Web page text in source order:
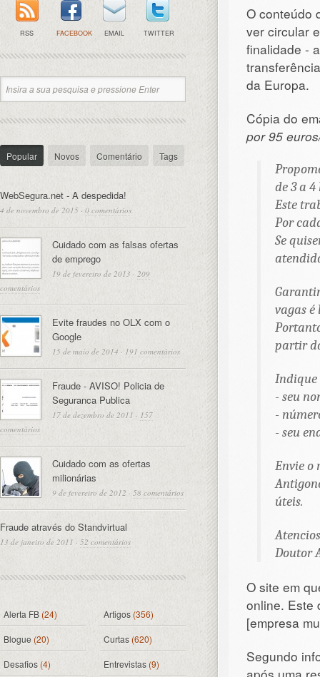
O conteúdo
ver circular
finalidade -
da Europa.
Cópia do
por 95
de 3 a
Este
Por
Se
vagas
partir
Indique
- seu
-
- seu
Envie o
úteis.
Doutor
O site em
online. Este
[empresa
Segundo
RSS FACEBOOK EMAIL TWITTER
Popular Novos Comentário Tags
WebSegura.net - A despedida!
4 de novembro de 2015 · 0 comentários
Cuidado com as falsas ofertas
de emprego
19 de fevereiro de 2013 · 209
comentários
Evite fraudes no OLX com o
Google
15 de maio de 2014 · 191 comentários
Fraude - AVISO! Policia de
Seguranca Publica
17 de dezembro de 2011 · 157
comentários
Cuidado com as ofertas
milionárias
9 de fevereiro de 2012 · 58 comentários
Fraude através do Standvirtual
13 de janeiro de 2011 · 52 comentários
Alerta FB (24) Artigos(356)
Blogue (20) Curtas(620)
Desafios(4) Entrevistas (9)